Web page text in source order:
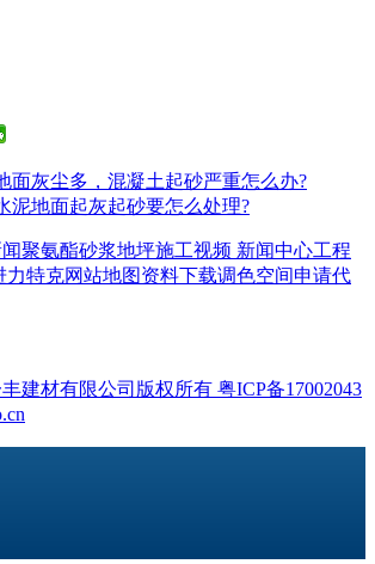
面灰尘多，混凝土起砂严重怎么办?
泥地面起灰起砂要怎么处理?
聚氨酯砂浆地坪施工视频 新闻中心工程
力特克网站地图资料下载调色空间申请代
建材有限公司版权所有 粤ICP备17002043